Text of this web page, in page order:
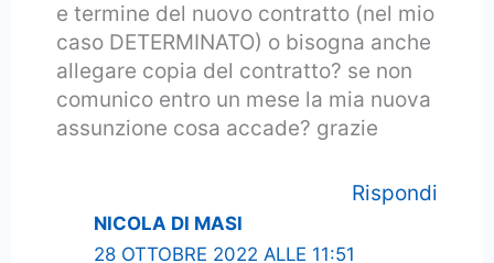
e termine del nuovo contratto (nel mio
caso DETERMINATO) o bisogna anche
allegare copia del contratto? se non
comunico entro un mese la mia nuova
assunzione cosa accade? grazie
Rispondi
NICOLA DI MASI
28 OTTOBRE 2022 ALLE 11:51